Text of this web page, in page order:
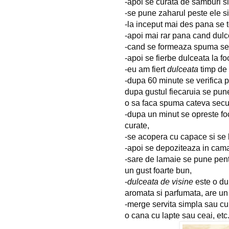
-apoi se curata de samburi
-se pune zaharul peste ele
-la inceput mai des pana se
-apoi mai rar pana cand
-cand se formeaza spuma
-apoi se fierbe dulceata la
-eu am fiert dulceata timp de
-dupa 60 minute se verifica
dupa gustul fiecaruia se
o sa faca spuma cateva
-dupa un minut se opreste
curate,
-se acopera cu capace si
-apoi se depoziteaza in
-sare de lamaie se pune
un gust foarte bun,
-dulceata de visine este o
aromata si parfumata, are
-merge servita simpla sau
o cana cu lapte sau ceai,